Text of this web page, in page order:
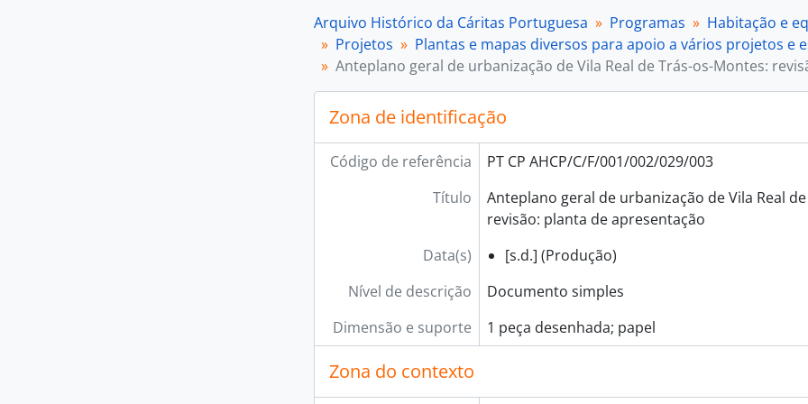
[Documento simples] 005 - Anteplano geral de
[Documento simples] 006 - Centro de Acção
[Documento simples] 007 - [Extrato do mapa
[Documento simples] 008 - [Extrato do mapa
[Documento simples] 010 - [Extrato do mapa
[Documento simples] 011 - Planta da cidade:
[Documento simples] 012 - Colónia de Repouso de Educação
[Documento simples] 013 - [Fátima], [s.d.]
[Documento simples] 014 - [Fátima], [s.d.]
[Documento simples] 015 - [Peça desenhada]
[Documento simples] 016 - [Peça desenhada]
[Documento simples] 017 - Comunidade da Missão
[Documento simples] 018 - Painel Tipo B, 1968-
[Documento simples] 019 - [Peça desenhada],
[Documento simples] 020 - Casas
Arquivo Histórico da Cáritas Portuguesa Programas Habitação e
Projetos
Plantas e mapas diversos para apoio a vários projetos e
Anteplano geral de urbanização de Vila Real de Trás-os-Montes:
Zona de identificação
Código de referência
PT CP AHCP/C/F/001/002/029/003
Título
Anteplano geral de urbanização de Vila Real
revisão: planta de apresentação
Data(s)
[s.d.] (Produção)
Nível de descrição
Documento simples
Dimensão e suporte
1 peça desenhada; papel
Zona do contexto